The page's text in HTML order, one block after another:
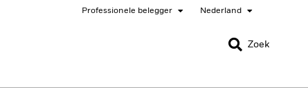
Professionele belegger Nederland
SLUITEN
SLUITEN
Zoek